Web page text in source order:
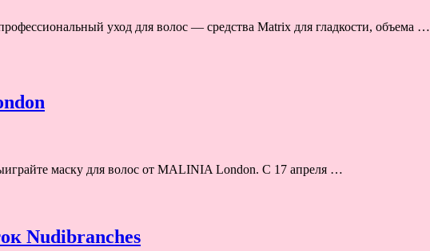
уход для волос — средства Matrix для гладкости, объема …
маску для волос от MALINIA London. С 17 апреля …
Nudibranches